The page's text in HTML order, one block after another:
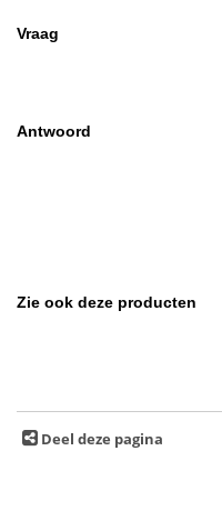
Vraag
Antwoord
Zie ook deze producten
Deel deze pagina